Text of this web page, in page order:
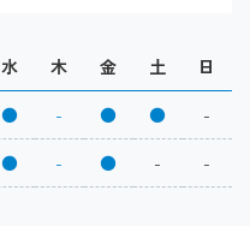
水 木 金 土
日
● - ● ●
-
● - ● - -